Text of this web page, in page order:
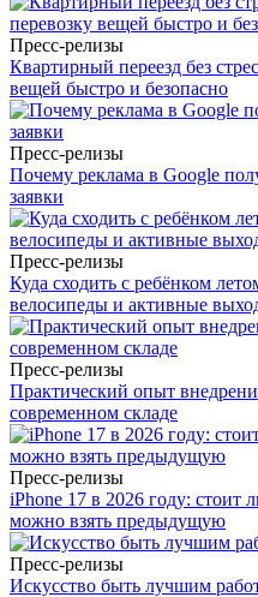
Пресс-релизы
Квартирный переезд без
вещей быстро и безопасно
Пресс-релизы
Почему реклама в Google
заявки
Пресс-релизы
Куда сходить с ребёнком
велосипеды и активные
Пресс-релизы
Практический опыт
современном складе
Пресс-релизы
iPhone 17 в 2026 году: стоит
можно взять предыдущую
Пресс-релизы
Искусство быть лучшим